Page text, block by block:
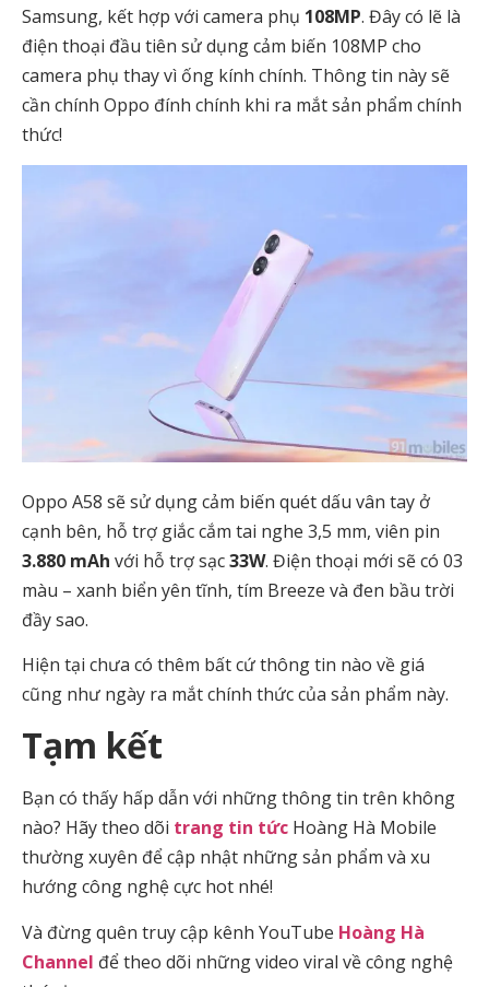
Samsung, kết hợp với camera phụ 108MP. Đây có lẽ là
điện thoại đầu tiên sử dụng cảm biến 108MP cho
camera phụ thay vì ống kính chính. Thông tin này sẽ
cần chính Oppo đính chính khi ra mắt sản phẩm chính
thức!
Oppo A58 sẽ sử dụng cảm biến quét dấu vân tay ở
cạnh bên, hỗ trợ giắc cắm tai nghe 3,5 mm, viên pin
3.880 mAh với hỗ trợ sạc33W. Điện thoại mới sẽ có 03
màu – xanh biển yên tĩnh, tím Breeze và đen bầu trời
đầy sao.
Hiện tại chưa có thêm bất cứ thông tin nào về giá
cũng như ngày ra mắt chính thức của sản phẩm này.
Tạm kết
Bạn có thấy hấp dẫn với những thông tin trên không
nào? Hãy theo dõi trang tin tức Hoàng Hà Mobile
thường xuyên để cập nhật những sản phẩm và xu
hướng công nghệ cực hot nhé!
Và đừng quên truy cập kênh YouTube Hoàng Hà
Channel để theo dõi những video viral về công nghệ